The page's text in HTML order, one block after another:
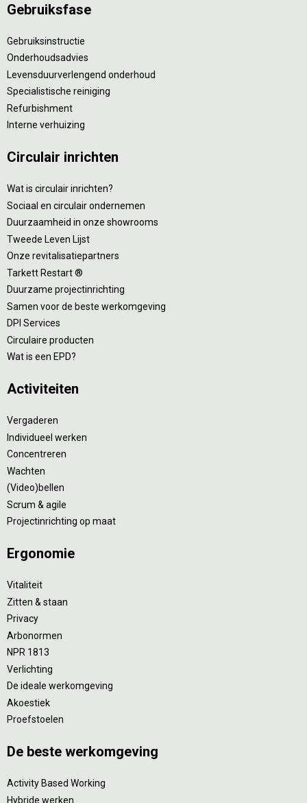
Gebruiksfase
Gebruiksinstructie
Onderhoudsadvies
Levensduurverlengend onderhoud
Specialistische reiniging
Refurbishment
Interne verhuizing
Circulair inrichten
Wat is circulair inrichten?
Sociaal en circulair ondernemen
Duurzaamheid in onze showrooms
Tweede Leven Lijst
Onze revitalisatiepartners
Tarkett Restart ®
Duurzame projectinrichting
Samen voor de beste werkomgeving
DPI Services
Circulaire producten
Wat is een EPD?
Activiteiten
Vergaderen
Individueel werken
Concentreren
Wachten
(Video)bellen
Scrum & agile
Projectinrichting op maat
Ergonomie
Vitaliteit
Zitten & staan
Privacy
Arbonormen
NPR 1813
Verlichting
De ideale werkomgeving
Akoestiek
Proefstoelen
De beste werkomgeving
Activity Based Working
Hybride werken